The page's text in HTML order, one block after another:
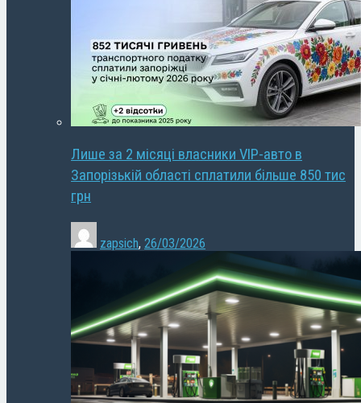
Лише за 2 місяці власники VIP-авто в
Запорізькій області сплатили більше 850 тис
грн
zapsich, 26/03/2026